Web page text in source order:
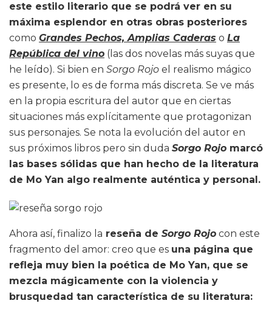
este estilo literario que se podrá ver en su
máxima esplendor en otras obras posteriores
como Grandes Pechos, Amplias Caderas o La
República del vino (las dos novelas más suyas que
he leído). Si bien en Sorgo Rojo el realismo mágico
es presente, lo es de forma más discreta. Se ve más
en la propia escritura del autor que en ciertas
situaciones más explícitamente que protagonizan
sus personajes. Se nota la evolución del autor en
sus próximos libros pero sin duda Sorgo Rojo marcó
las bases sólidas que han hecho de la literatura
de Mo Yan algo realmente auténtica y personal.
Ahora así, finalizo la reseña de Sorgo Rojo con este
fragmento del amor: creo que es una página que
refleja muy bien la poética de Mo Yan, que se
mezcla mágicamente con la violencia y
brusquedad tan característica de su literatura: